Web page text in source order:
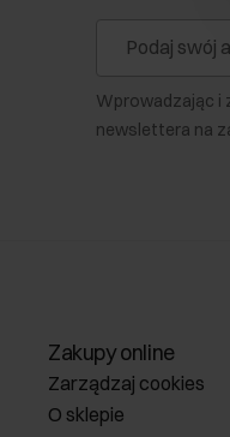
Wprowadzając i
newslettera na
Zakupy online
Zarządzaj cookies
O sklepie